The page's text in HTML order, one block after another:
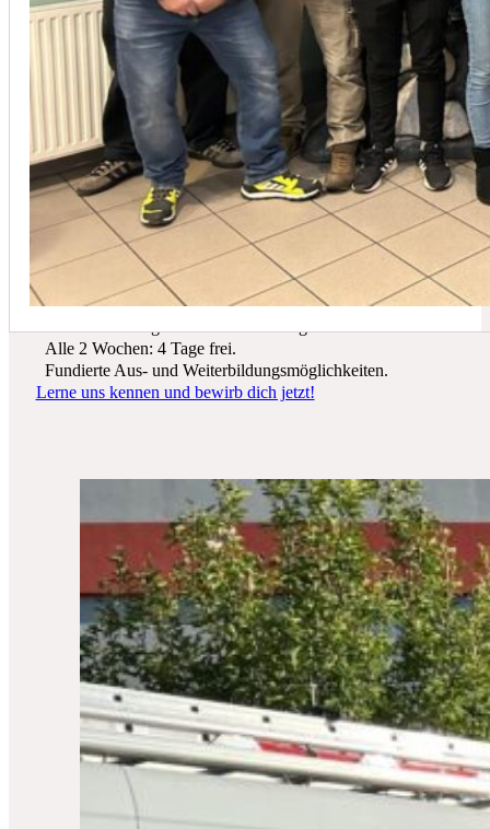
In der Regel empfehlen wir eine Wartung mindestens einmal
Du suchst einen zukunftssicheren Arbeitsplatz? Bei Schicker Technik
erwarten dich spannende Projekte, ein freundliches Team und beste
Entwicklungsmöglichkeiten.
Wir bieten dir:
Ein sicherer Arbeitsplatz in einer krisenfesten Branche.
Alle 2 Wochen: 4 Tage frei.
Fundierte Aus- und Weiterbildungsmöglichkeiten.
Lerne uns kennen und bewirb dich jetzt!